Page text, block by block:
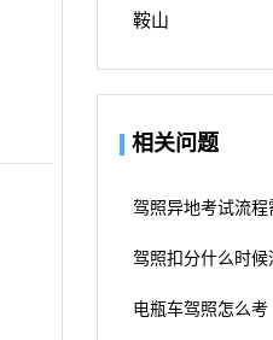
鞍山
相关问题
驾照异地考试流
驾照扣分什么时候
电瓶车驾照怎么考